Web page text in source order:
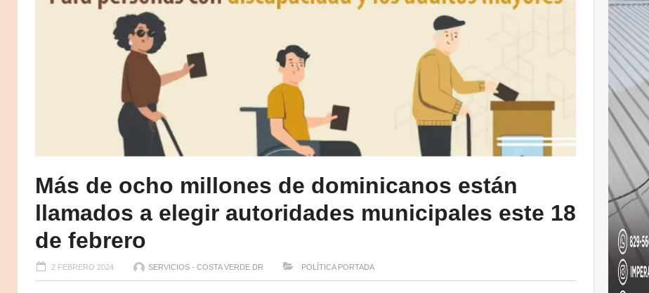
Más de ocho millones de dominicanos están
llamados a elegir autoridades municipales este 18
de febrero
2 FEBRERO 2024 SERVICIOS - COSTA VERDE DR POLÍTICA PORTADA